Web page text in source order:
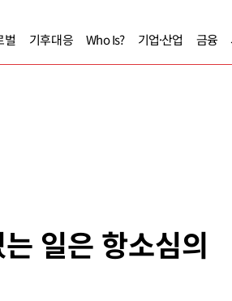
벌 기후대응 Who Is? 기업·산업 금융
일은 항소심의